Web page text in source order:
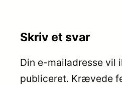
Skriv et svar
Din e-mailadresse vil
publiceret. Krævede